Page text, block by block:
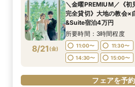
8/20(木
13:00〜 17:00〜
フェアを予約
8/20(木
所要時間：3時間程度
11:00〜
11:30〜
14:30〜
15:00〜
フェアを予約
8/20(木
11:00〜 16:00〜
フェアを予約
8/20(木
11:00〜
11:30〜
14:30〜
15:00〜
フェアを予約
8/20(木
11:00〜
11:30〜
14:30〜
15:00〜
フェアを予約
8/21 (金)
＼金曜PREMIUM／《
完全貸切》大地の教会×
&Suite宿泊4万円
所要時間：3時間程度
11:00〜
11:30〜
14:30〜
15:00〜
フェアを予約